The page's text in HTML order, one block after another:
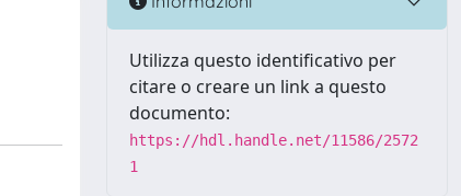
Utilizza questo identificativo per
citare o creare un link a questo
documento:
https://hdl.handle.net/11586/2572
1